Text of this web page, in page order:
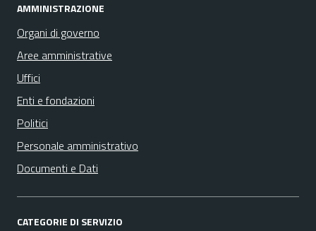
AMMINISTRAZIONE
Organi di governo
Aree amministrative
Uffici
Enti e fondazioni
Politici
Personale amministrativo
Documenti e Dati
CATEGORIE DI SERVIZIO